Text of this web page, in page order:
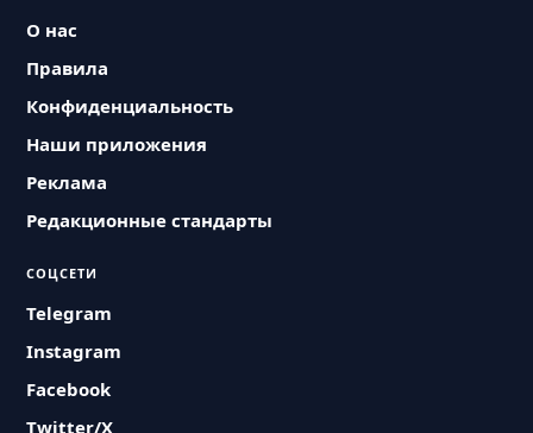
О нас
Правила
Конфиденциальность
Наши приложения
Реклама
Редакционные стандарты
СОЦСЕТИ
Telegram
Instagram
Facebook
Twitter/X